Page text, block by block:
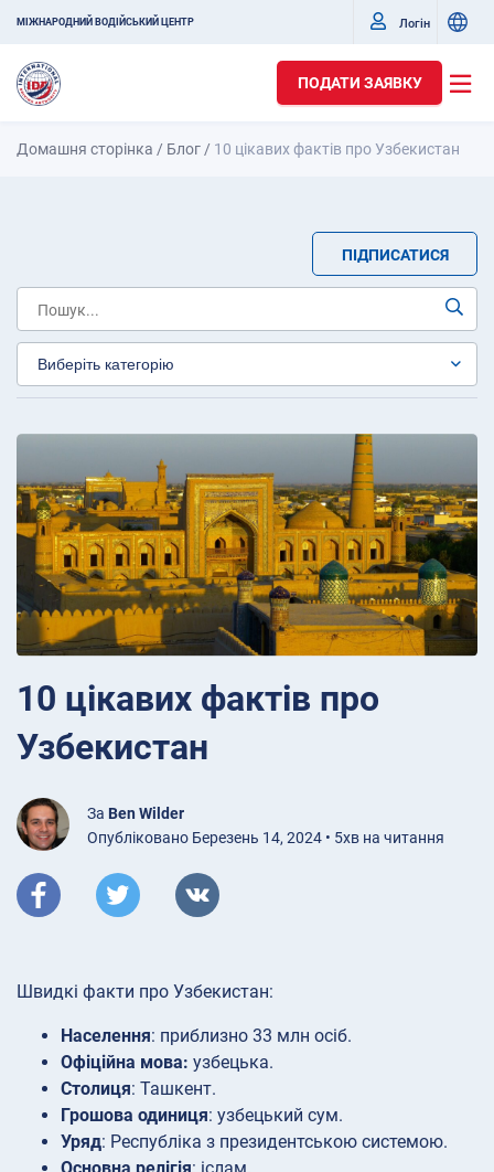
МІЖНАРОДНИЙ ВОДІЙСЬКИЙ ЦЕНТР Логін
ПОДАТИ ЗАЯВКУ
Домашня сторінка / Блог / 10 цікавих фактів про Узбекистан
ПІДПИСАТИСЯ
10 цікавих фактів про
Узбекистан
За Ben Wilder
Опубліковано Березень 14, 2024 • 5хв на читання
Швидкі факти про Узбекистан:
Населення: приблизно 33 млн осіб.
Офіційна мова: узбецька.
Столиця: Ташкент.
Грошова одиниця: узбецький сум.
Уряд: Республіка з президентською системою.
Основна релігія: іслам.